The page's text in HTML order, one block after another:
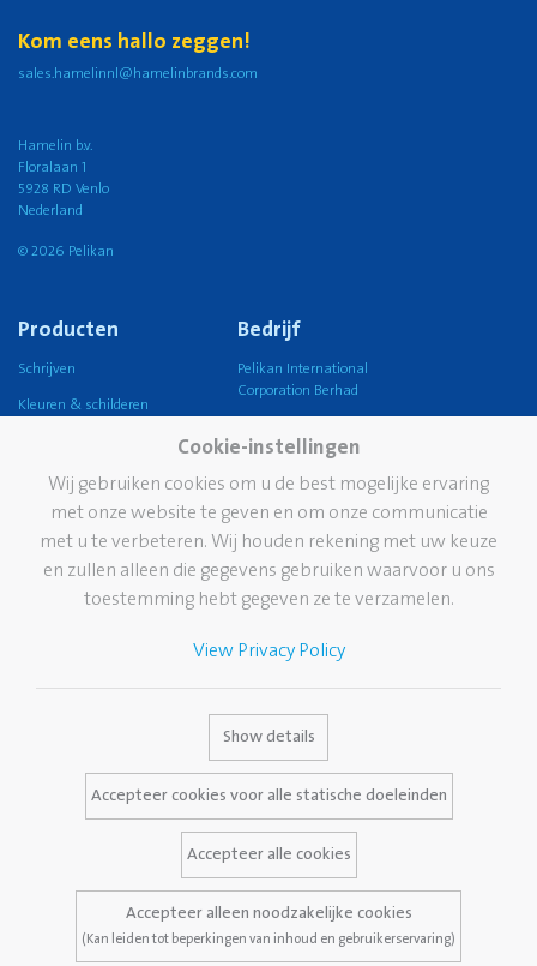
Kom eens hallo zeggen!
sales.hamelinnl@hamelinbrands.com
Hamelin b.v.
Floralaan 1
5928 RD Venlo
Nederland
© 2026 Pelikan
Producten
Schrijven
Kleuren & schilderen
Lijmen
Corrigeren en wissen
School
Bedrijf
Pelikan International
Corporation Berhad
Pelikan wereldwijd
Duurzaamheid
Pelikan TintenTurm
Het merk Pelikan
Dienstverlening
Media Database
Vaak gestelde vragen
Wettelijke kennisgeving
Privacybeleid
Voorwaarden en condities
Cookie-instellingen
Wij gebruiken cookies om u de best mogelijke ervaring
met onze website te geven en om onze communicatie
met u te verbeteren. Wij houden rekening met uw keuze
en zullen alleen die gegevens gebruiken waarvoor u ons
toestemming hebt gegeven ze te verzamelen.
View Privacy Policy
Show details
Accepteer cookies voor alle statische doeleinden
Accepteer alle cookies
Accepteer alleen noodzakelijke cookies
(Kan leiden tot beperkingen van inhoud en gebruikerservaring)